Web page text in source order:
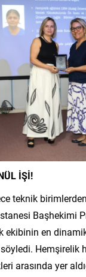
İŞİ!
teknik
Başhekimi
ekibinin en
Hemşirelik
arasında yer